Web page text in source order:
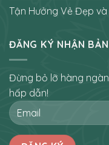
Tận Hưởng Vẻ Đẹp
ĐĂNG KÝ NHẬN
Đừng bỏ lỡ hàng
hấp dẫn!